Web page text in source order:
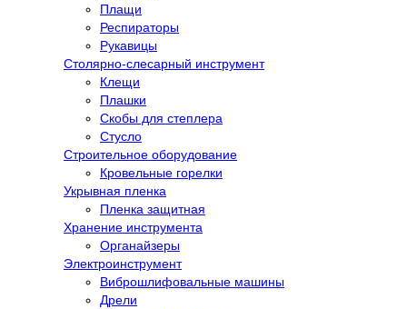
Плащи
Респираторы
Рукавицы
Столярно-слесарный инструмент
Клещи
Плашки
Скобы для степлера
Стусло
Строительное оборудование
Кровельные горелки
Укрывная пленка
Пленка защитная
Хранение инструмента
Органайзеры
Электроинструмент
Виброшлифовальные машины
Дрели